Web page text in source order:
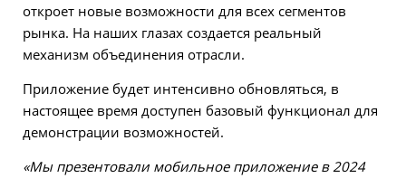
откроет новые возможности для всех сегментов
рынка. На наших глазах создается реальный
механизм объединения отрасли.
Приложение будет интенсивно обновляться, в
настоящее время доступен базовый функционал для
демонстрации возможностей.
«Мы презентовали мобильное приложение в 2024